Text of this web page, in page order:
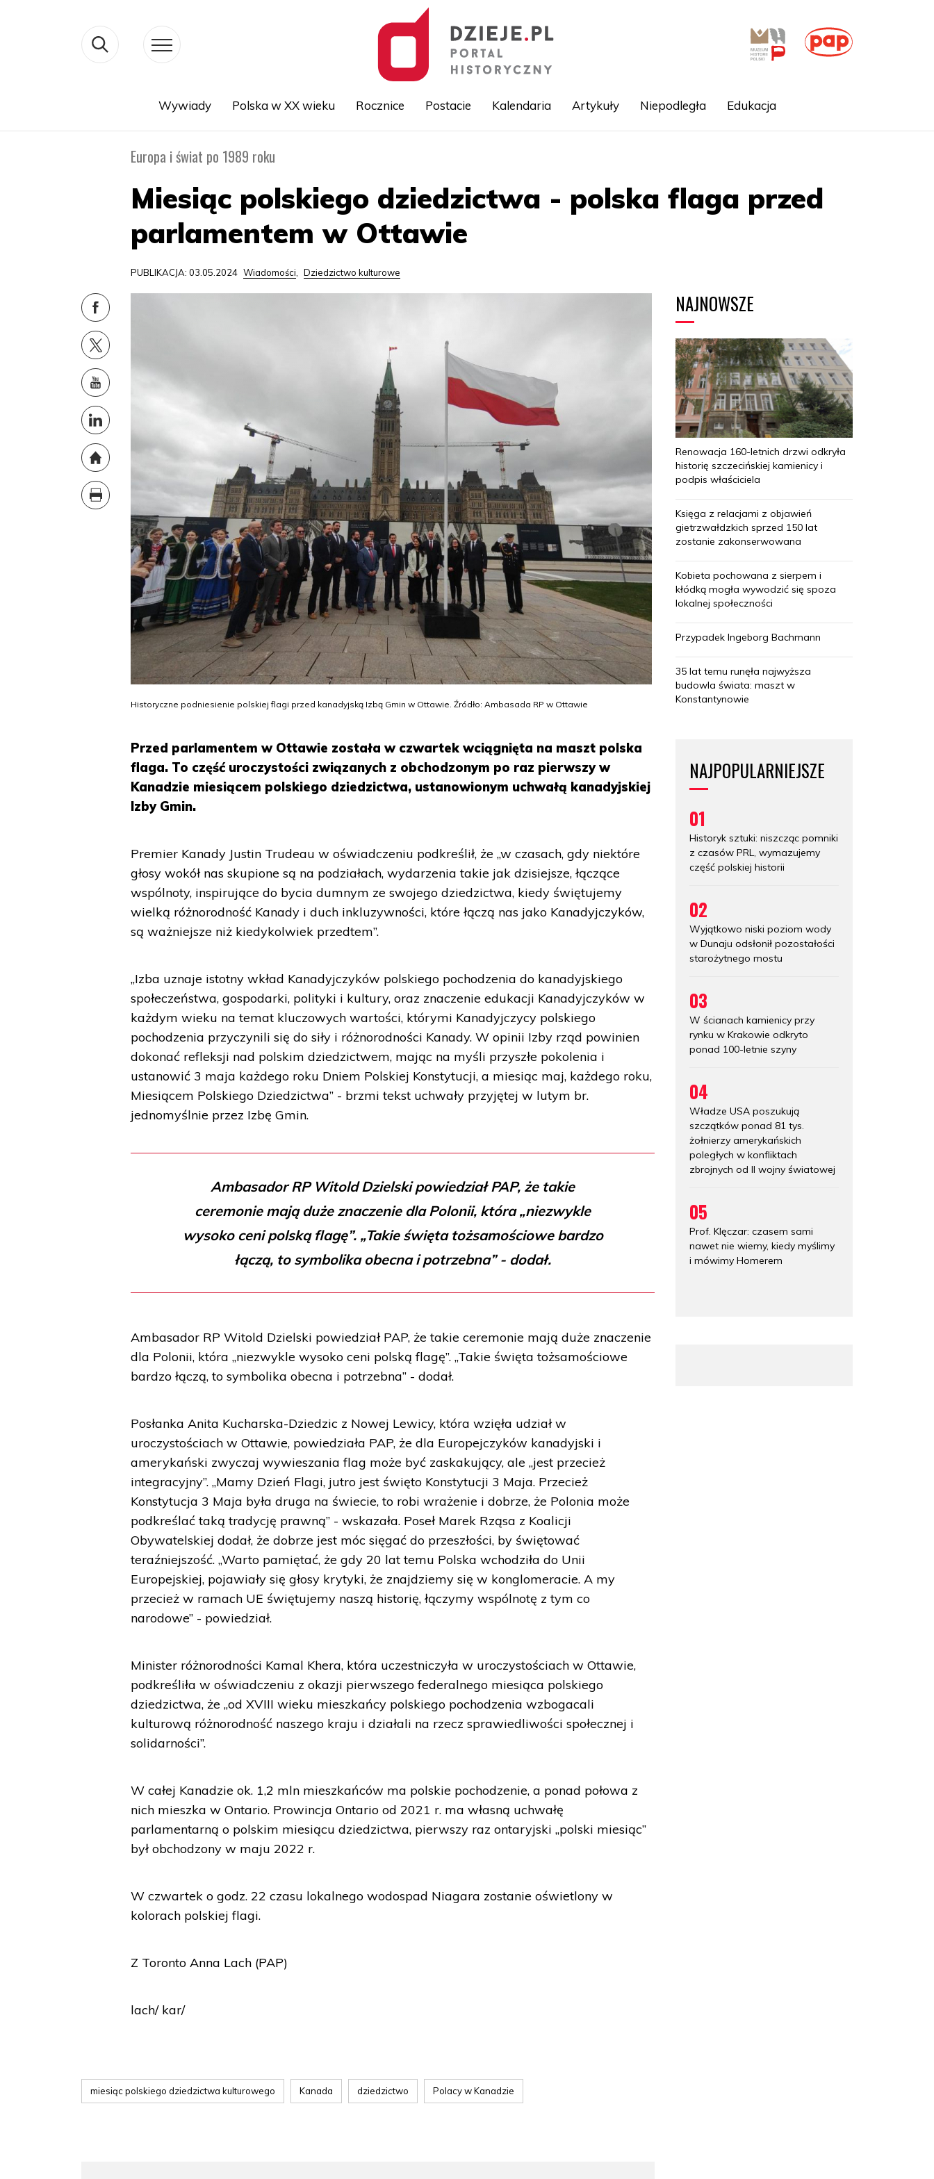
treści
Wywiady Polska w XX wieku Rocznice Postacie Kalendaria Artykuły Niepodległa Edukacja
Europa i świat po 1989 roku
Miesiąc polskiego dziedzictwa - polska flaga przed
parlamentem w Ottawie
PUBLIKACJA: 03.05.2024 Wiadomości, Dziedzictwo kulturowe
Historyczne podniesienie polskiej flagi przed kanadyjską Izbą Gmin w Ottawie. Źródło: Ambasada RP w Ottawie
Przed parlamentem w Ottawie została w czwartek wciągnięta na maszt polska
flaga. To część uroczystości związanych z obchodzonym po raz pierwszy w
Kanadzie miesiącem polskiego dziedzictwa, ustanowionym uchwałą kanadyjskiej
Izby Gmin.
Premier Kanady Justin Trudeau w oświadczeniu podkreślił, że „w czasach, gdy niektóre
głosy wokół nas skupione są na podziałach, wydarzenia takie jak dzisiejsze, łączące
wspólnoty, inspirujące do bycia dumnym ze swojego dziedzictwa, kiedy świętujemy
wielką różnorodność Kanady i duch inkluzywności, które łączą nas jako Kanadyjczyków,
są ważniejsze niż kiedykolwiek przedtem”.
„Izba uznaje istotny wkład Kanadyjczyków polskiego pochodzenia do kanadyjskiego
społeczeństwa, gospodarki, polityki i kultury, oraz znaczenie edukacji Kanadyjczyków w
każdym wieku na temat kluczowych wartości, którymi Kanadyjczycy polskiego
pochodzenia przyczynili się do siły i różnorodności Kanady. W opinii Izby rząd powinien
dokonać refleksji nad polskim dziedzictwem, mając na myśli przyszłe pokolenia i
ustanowić 3 maja każdego roku Dniem Polskiej Konstytucji, a miesiąc maj, każdego roku,
Miesiącem Polskiego Dziedzictwa” - brzmi tekst uchwały przyjętej w lutym br.
jednomyślnie przez Izbę Gmin.
Ambasador RP Witold Dzielski powiedział PAP, że takie
ceremonie mają duże znaczenie dla Polonii, która „niezwykle
wysoko ceni polską flagę”. „Takie święta tożsamościowe bardzo
łączą, to symbolika obecna i potrzebna” - dodał.
Ambasador RP Witold Dzielski powiedział PAP, że takie ceremonie mają duże znaczenie
dla Polonii, która „niezwykle wysoko ceni polską flagę”. „Takie święta tożsamościowe
bardzo łączą, to symbolika obecna i potrzebna” - dodał.
Posłanka Anita Kucharska-Dziedzic z Nowej Lewicy, która wzięła udział w
uroczystościach w Ottawie, powiedziała PAP, że dla Europejczyków kanadyjski i
amerykański zwyczaj wywieszania flag może być zaskakujący, ale „jest przecież
integracyjny”. „Mamy Dzień Flagi, jutro jest święto Konstytucji 3 Maja. Przecież
Konstytucja 3 Maja była druga na świecie, to robi wrażenie i dobrze, że Polonia może
podkreślać taką tradycję prawną” - wskazała. Poseł Marek Rząsa z Koalicji
Obywatelskiej dodał, że dobrze jest móc sięgać do przeszłości, by świętować
teraźniejszość. „Warto pamiętać, że gdy 20 lat temu Polska wchodziła do Unii
Europejskiej, pojawiały się głosy krytyki, że znajdziemy się w konglomeracie. A my
przecież w ramach UE świętujemy naszą historię, łączymy wspólnotę z tym co
narodowe” - powiedział.
Minister różnorodności Kamal Khera, która uczestniczyła w uroczystościach w Ottawie,
podkreśliła w oświadczeniu z okazji pierwszego federalnego miesiąca polskiego
dziedzictwa, że „od XVIII wieku mieszkańcy polskiego pochodzenia wzbogacali
kulturową różnorodność naszego kraju i działali na rzecz sprawiedliwości społecznej i
solidarności”.
W całej Kanadzie ok. 1,2 mln mieszkańców ma polskie pochodzenie, a ponad połowa z
nich mieszka w Ontario. Prowincja Ontario od 2021 r. ma własną uchwałę
parlamentarną o polskim miesiącu dziedzictwa, pierwszy raz ontaryjski „polski miesiąc”
był obchodzony w maju 2022 r.
W czwartek o godz. 22 czasu lokalnego wodospad Niagara zostanie oświetlony w
kolorach polskiej flagi.
Z Toronto Anna Lach (PAP)
lach/ kar/
miesiąc polskiego dziedzictwa kulturowego Kanada dziedzictwo Polacy w Kanadzie
NAJNOWSZE
Renowacja 160-letnich drzwi odkryła
historię szczecińskiej kamienicy i
podpis właściciela
Księga z relacjami z objawień
gietrzwałdzkich sprzed 150 lat
zostanie zakonserwowana
Kobieta pochowana z sierpem i
kłódką mogła wywodzić się spoza
lokalnej społeczności
Przypadek Ingeborg Bachmann
35 lat temu runęła najwyższa
budowla świata: maszt w
Konstantynowie
NAJPOPULARNIEJSZE
01
Historyk sztuki: niszcząc pomniki
z czasów PRL, wymazujemy
część polskiej historii
02
Wyjątkowo niski poziom wody
w Dunaju odsłonił pozostałości
starożytnego mostu
03
W ścianach kamienicy przy
rynku w Krakowie odkryto
ponad 100-letnie szyny
04
Władze USA poszukują
szczątków ponad 81 tys.
żołnierzy amerykańskich
poległych w konfliktach
zbrojnych od II wojny światowej
05
Prof. Klęczar: czasem sami
nawet nie wiemy, kiedy myślimy
i mówimy Homerem